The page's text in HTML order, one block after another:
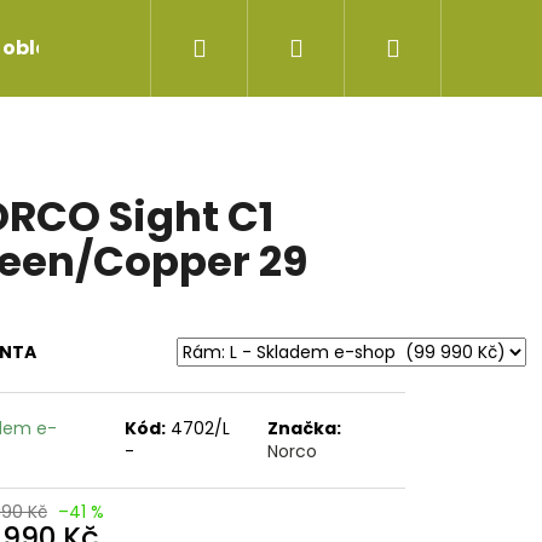
Servis jízdních kol Repase
Přihlášení
Sight C1
Copper 29
e-
Kód: 4702/L
-
Značka:
Norco
Kč –41 %
AM2 29X2.60